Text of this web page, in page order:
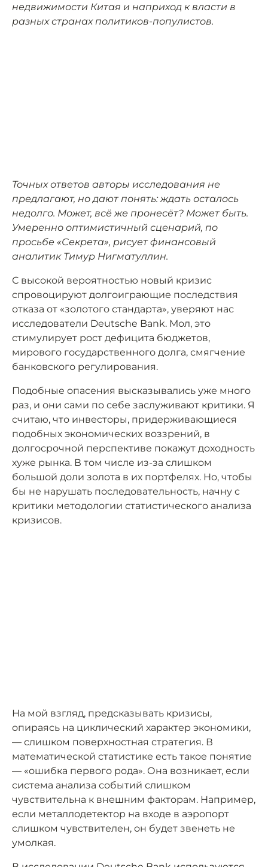
недвижимости Китая и наприход к власти в
разных странах политиков-популистов.
Точных ответов авторы исследования не
предлагают, но дают понять: ждать осталось
недолго. Может, всё же пронесёт? Может быть.
Умеренно оптимистичный сценарий, по
просьбе «Секрета», рисует финансовый
аналитик Тимур Нигматуллин.
С высокой вероятностью новый кризис
спровоцируют долгоиграющие последствия
отказа от «золотого стандарта», уверяют нас
исследователи Deutsche Bank. Мол, это
стимулирует рост дефицита бюджетов,
мирового государственного долга, смягчение
банковского регулирования.
Подобные опасения высказывались уже много
раз, и они сами по себе заслуживают критики. Я
считаю, что инвесторы, придерживающиеся
подобных экономических воззрений, в
долгосрочной перспективе покажут доходность
хуже рынка. В том числе из-за слишком
большой доли золота в их портфелях. Но, чтобы
бы не нарушать последовательность, начну с
критики методологии статистического анализа
кризисов.
На мой взгляд, предсказывать кризисы,
опираясь на циклический характер экономики,
— слишком поверхностная стратегия. В
математической статистике есть такое понятие
— «ошибка первого рода». Она возникает, если
система анализа событий слишком
чувствительна к внешним факторам. Например,
если металлодетектор на входе в аэропорт
слишком чувствителен, он будет звенеть не
умолкая.